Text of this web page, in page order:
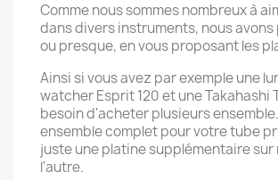
Comme nous sommes nombreux à
dans divers instruments, nous
ou presque, en vous proposant les
Ainsi si vous avez par exemple une
watcher Esprit 120 et une Takahashi
besoin d'acheter plusieurs
ensemble complet pour votre tube
juste une platine supplémentaire sur
l'autre.